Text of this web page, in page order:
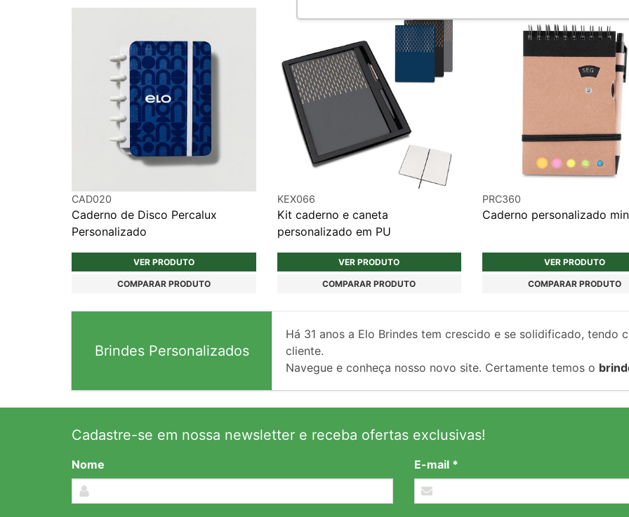
CAD020
Caderno de Disco Percalux
Personalizado
VER PRODUTO
COMPARAR PRODUTO
KEX066
Kit caderno e caneta
personalizado em PU
VER PRODUTO
COMPARAR PRODUTO
PRC360
Caderno personalizado
VER PRODUTO
COMPARAR PRODUTO
Brindes Personalizados
Há 31 anos a Elo Brindes tem crescido e se solidificado, tendo
cliente.
Navegue e conheça nosso novo site. Certamente temos o
Cadastre-se em nossa newsletter e receba ofertas exclusivas!
Nome E-mail *